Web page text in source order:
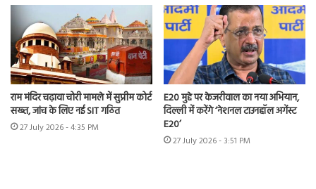
राम मंदिर चढ़ावा चोरी मामले में सुप्रीम कोर्ट
सख्त, जांच के लिए नई SIT गठित
27 July 2026 - 4:35 PM
E20 मुद्दे पर केजरीवाल का नया अभियान,
दिल्ली में करेंगे ‘नेशनल टाउनहॉल अगेंस्ट
E20’
27 July 2026 - 3:51 PM